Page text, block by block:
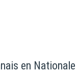
en Nationale